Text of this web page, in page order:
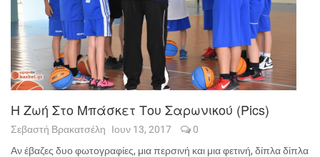
Η Ζωή Στο Μπάσκετ Του Σαρωνικού (pics)
Σεβαστή Βρακατσέλη Ιουν 13, 2017
0
Αν έβαζες δυο φωτογραφίες, μια περσινή και μια φετινή, δίπλα δίπλα